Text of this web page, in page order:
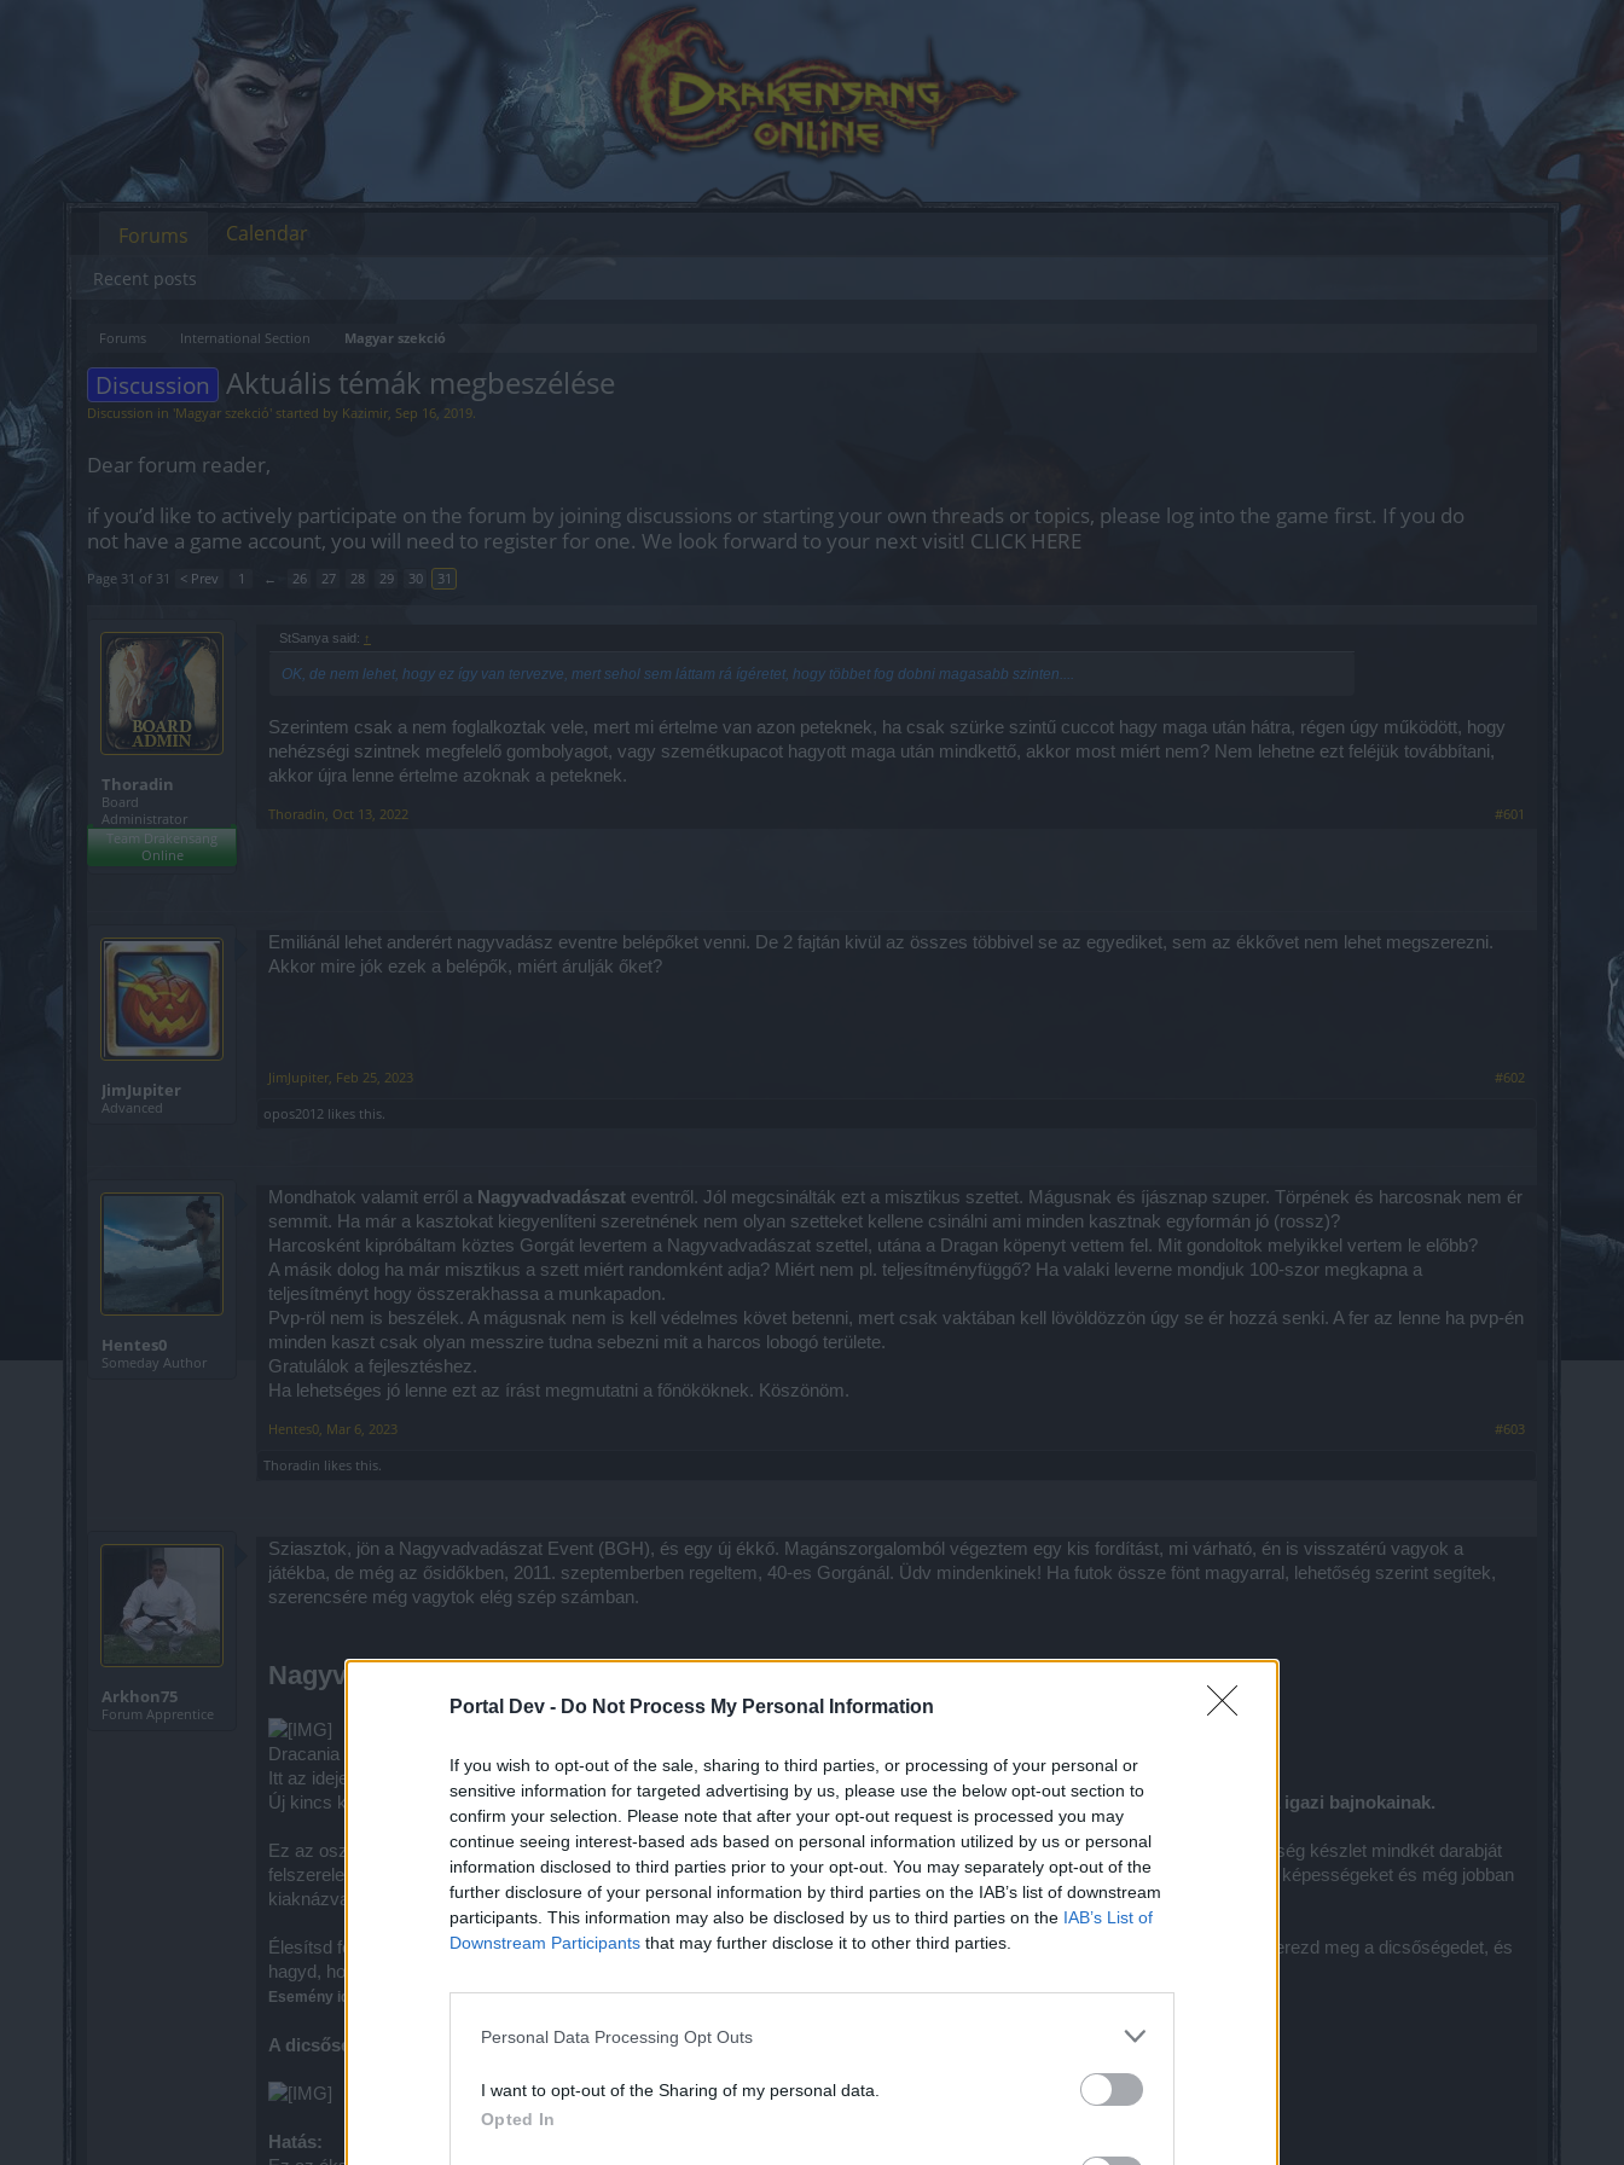
Portal Dev - Do Not Process My Personal Information
If you wish to opt-out of the sale, sharing to third parties, or processing of your personal or
sensitive information for targeted advertising by us, please use the below opt-out section to
confirm your selection. Please note that after your opt-out request is processed you may
continue seeing interest-based ads based on personal information utilized by us or personal
information disclosed to third parties prior to your opt-out. You may separately opt-out of the
further disclosure of your personal information by third parties on the IAB’s list of downstream
participants. This information may also be disclosed by us to third parties on the IAB’s List of
Downstream Participants that may further disclose it to other third parties.
Personal Data Processing Opt Outs
I want to opt-out of the Sharing of my personal data.
Opted In
Forums International Section Magyar szekció
Discussion Aktuális témák megbeszélése
Discussion in 'Magyar szekció' started by Kazimir, Sep 16, 2019.
Dear forum reader,
if you’d like to actively participate on the forum by joining discussions or starting your own threads or topics, please log into the game first. If you do
not have a game account, you will need to register for one. We look forward to your next visit! CLICK HERE
Page 31 of 31 < Prev 1 ← 26 27 28 29 30 31
Thoradin
Board
Administrator
Team Drakensang
Online
StSanya said: ↑
OK, de nem lehet, hogy ez így van tervezve, mert sehol sem láttam rá ígéretet, hogy többet fog dobni magasabb szinten....
Szerintem csak a nem foglalkoztak vele, mert mi értelme van azon peteknek, ha csak szürke szintű cuccot hagy maga után hátra, régen úgy működött, hogy
nehézségi szintnek megfelelő gombolyagot, vagy szemétkupacot hagyott maga után mindkettő, akkor most miért nem? Nem lehetne ezt feléjük továbbítani,
akkor újra lenne értelme azoknak a peteknek.
Thoradin Oct 13, 2022 #601
JimJupiter
Advanced
Emiliánál lehet anderért nagyvadász eventre belépőket venni. De 2 fajtán kivül az összes többivel se az egyediket, sem az ékkővet nem lehet megszerezni.
Akkor mire jók ezek a belépők, miért árulják őket?
JimJupiter, Feb 25, 2023
#602
opos2012 likes this.
Hentes0
Someday Author
Mondhatok valamit erről a Nagyvadvadászat eventről. Jól megcsinálták ezt a misztikus szettet. Mágusnak és íjásznap szuper. Törpének és harcosnak nem ér
semmit. Ha már a kasztokat kiegyenlíteni szeretnének nem olyan szetteket kellene csinálni ami minden kasztnak egyformán jó (rossz)?
Harcosként kipróbáltam köztes Gorgát levertem a Nagyvadvadászat szettel, utána a Dragan köpenyt vettem fel. Mit gondoltok melyikkel vertem le előbb?
A másik dolog ha már misztikus a szett miért randomként adja? Miért nem pl. teljesítményfüggő? Ha valaki leverne mondjuk 100-szor megkapna a
teljesítményt hogy összerakhassa a munkapadon.
Pvp-röl nem is beszélek. A mágusnak nem is kell védelmes követ betenni, mert csak vaktában kell lövöldözzön úgy se ér hozzá senki. A fer az lenne ha pvp-én
minden kaszt csak olyan messzire tudna sebezni mit a harcos lobogó területe.
Gratulálok a fejlesztéshez.
Ha lehetséges jó lenne ezt az írást megmutatni a főnököknek. Köszönöm.
Hentes0, Mar 6, 2023
#603
Thoradin likes this.
Arkhon75
Forum Apprentice
Sziasztok, jön a Nagyvadvadászat Event (BGH), és egy új ékkő. Magánszorgalomból végeztem egy kis fordítást, mi várható, én is visszatérú vagyok a
játékba, de még az ősidőkben, 2011. szeptemberben regeltem, 40-es Gorgánál. Üdv mindenkinek! Ha futok össze fönt magyarral, lehetőség szerint segítek,
szerencsére még vagytok elég szép számban.
Nagyvadvadászat 2026: Új ékszerek – GYIK
Dracania hősei,
Itt az ideje, hogy ismét bebizonyítsd az erődet –
a Big Game Hunt
hív!
Új kincs került a vadászatba: megérkezett aDicsőség Ékszere a Big Game Huntba, és készen áll, hogy erőt adjon Dracania igazi bajnokainak.
Ez az osztályspecifikus ékszer nagymértékben fokozza az összes „Elfeledett Dicsőség” készlet hatását. Ha az Elfeledett Dicsőség készlet mindkét darabját
felszereled, a Dicsőség Ékszere az egyes osztályokhoz igazított új, erőteljes bónuszokat old fel, megerősítve a kulcsfontosságú képességeket és még jobban
kiaknázva harci potenciálodat.
Élesítsd fegyvereidet és nézz szembe a leghatalmasabb ellenfelekkel – Kezdődik a vadászat! Indulj a Nagy Vad Vadászatba, szerezd meg a dicsőségedet, és
hagyd, hogy a főellenségek elbukjanak.
Esemény időtartama: 2026. január 22. – 2026. február 5.
A dicsőség ékköve
Hatás:
Forums
Recent posts
Calendar